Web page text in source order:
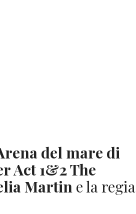
del mare di
Act 1&2 The
Martin e la regia